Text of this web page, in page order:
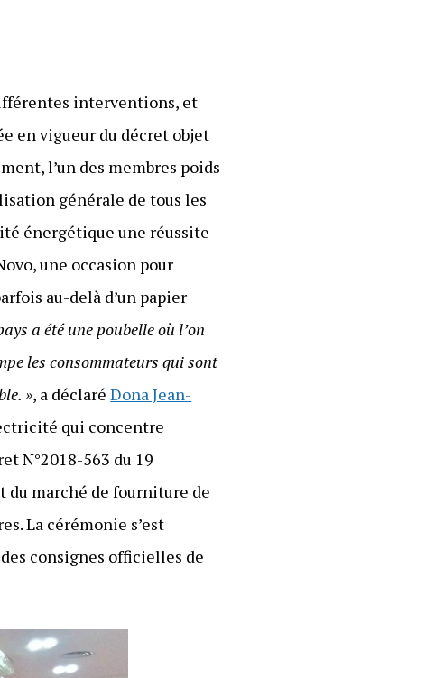
interventions, et
en vigueur du décret objet
l’un des membres poids
générale de tous les
énergétique une réussite
une occasion pour
au-delà d’un papier
a été une poubelle où l’on
les consommateurs qui sont
», a déclaréDona Jean-
qui concentre
N°2018-563 du 19
du marché de fourniture de
La cérémonie s’est
consignes officielles de